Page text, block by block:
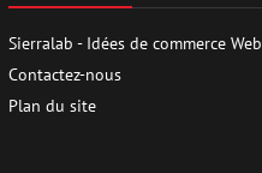
Sierralab - Idées de commerce Web
Contactez-nous
Plan du site